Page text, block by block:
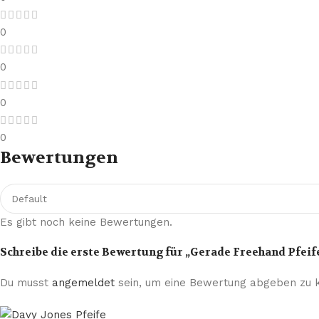
0
0
0
0
Bewertungen
Es gibt noch keine Bewertungen.
Schreibe die erste Bewertung für „Gerade Freehand
Du musst angemeldet sein, um eine Bewertung abgeben zu